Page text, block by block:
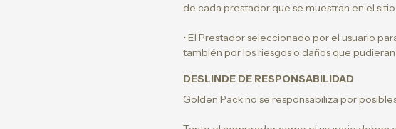
de cada prestador que se muestran en el
• El Prestador seleccionado por el usuario
también por los riesgos o daños que
DESLINDE DE RESPONSABILIDAD
Golden Pack no se responsabiliza por